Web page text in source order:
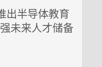
出半导体教育
未来人才储备